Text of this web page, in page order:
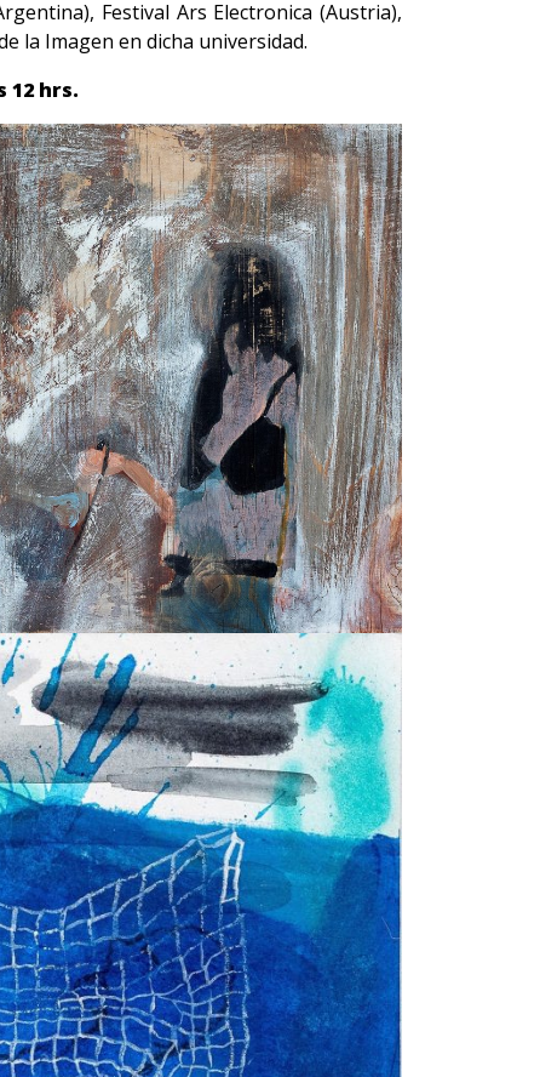
Festival Ars Electronica (Austria),
la Imagen en dicha universidad.
12 hrs.